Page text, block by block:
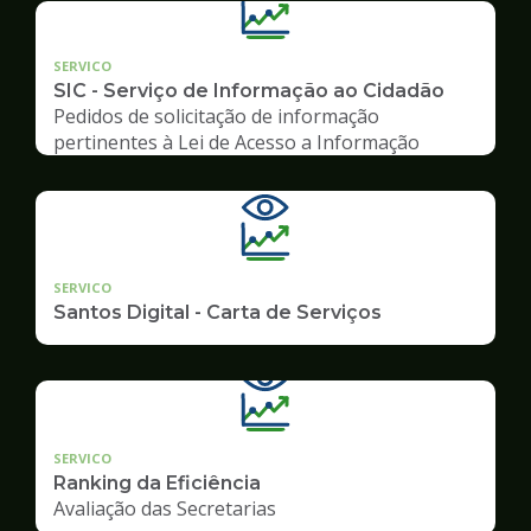
SERVICO
SIC - Serviço de Informação ao Cidadão
Pedidos de solicitação de informação
pertinentes à Lei de Acesso a Informação
SERVICO
Santos Digital - Carta de Serviços
SERVICO
Ranking da Eficiência
Avaliação das Secretarias